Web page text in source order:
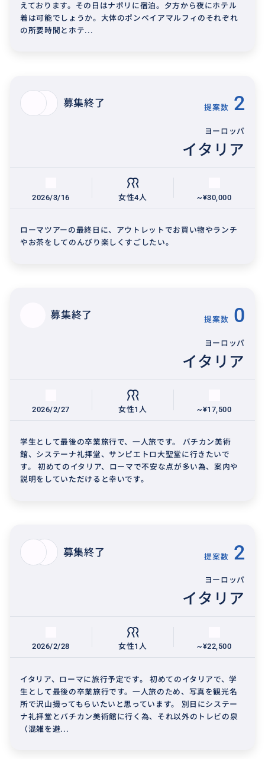
えております。その日はナポリに宿泊。夕方から夜にホテル
着は可能でしょうか。大体のポンペイアマルフィのそれぞれ
の所要時間とホテ...
募集終了 提案数 2
ヨーロッパ
イタリア
2026/3/16 女性4人 ~¥30,000
ローマツアーの最終日に、アウトレットでお買い物やランチ
やお茶をしてのんびり楽しくすごしたい。
募集終了 提案数 0
ヨーロッパ
イタリア
2026/2/27 女性1人 ~¥17,500
学生として最後の卒業旅行で、一人旅です。 バチカン美術
館、システーナ礼拝堂、サンピエトロ大聖堂に行きたいで
す。 初めてのイタリア、ローマで不安な点が多い為、案内や
説明をしていただけると幸いです。
募集終了 提案数 2
ヨーロッパ
イタリア
2026/2/28 女性1人 ~¥22,500
イタリア、ローマに旅行予定です。 初めてのイタリアで、学
生として最後の卒業旅行です。一人旅のため、写真を観光名
所で沢山撮ってもらいたいと思っています。 別日にシステー
ナ礼拝堂とバチカン美術館に行く為、それ以外のトレビの泉
（混雑を避...